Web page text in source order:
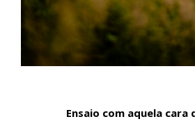
Ensaio com aquela cara